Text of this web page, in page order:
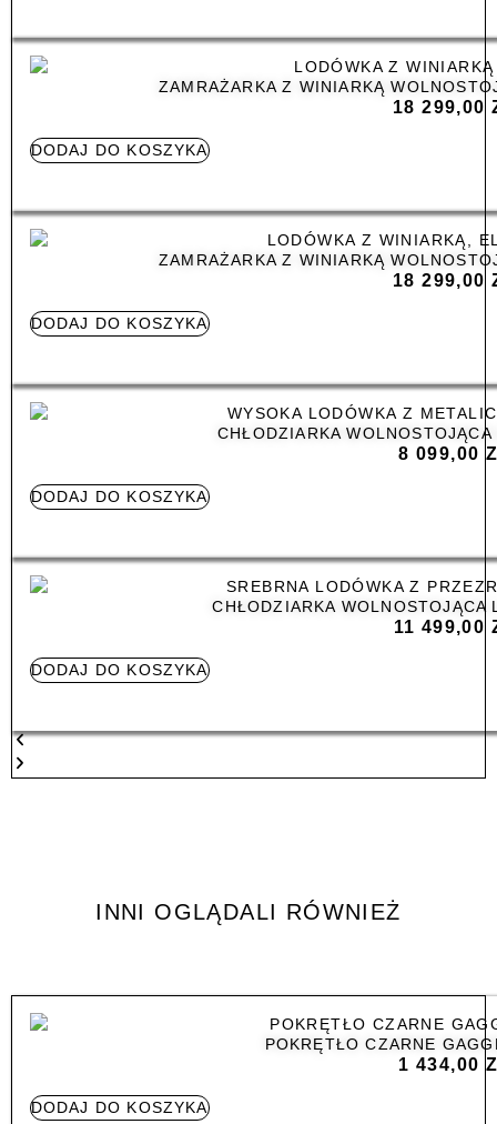
ZAMRAŻARKA Z WINIARKĄ
18 299,00
DODAJ DO KOSZYKA
ZAMRAŻARKA Z WINIARKĄ
18 299,00
DODAJ DO KOSZYKA
CHŁODZIARKA
8 099,00
DODAJ DO KOSZYKA
CHŁODZIARKA
11 499,00
DODAJ DO KOSZYKA
INNI OGLĄDALI RÓWNIEŻ
POKRĘTŁO CZARNE
1 434,00
DODAJ DO KOSZYKA